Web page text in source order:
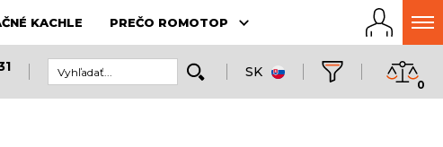
KACHLE PREČO ROMOTOP
SK
0